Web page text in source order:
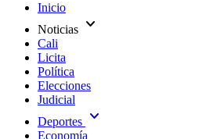
Inicio
Noticias expand_more
Cali
Licita
Política
Elecciones
Judicial
Deportes expand_more
Economía